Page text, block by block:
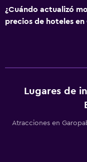
¿Cuándo actualizó
precios de hoteles en
Lugares de
Atracciones en